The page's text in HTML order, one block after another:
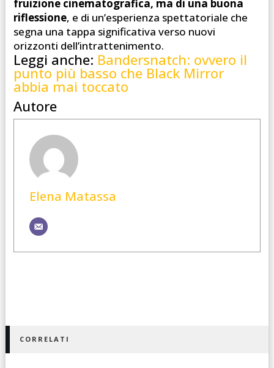
fruizione cinematografica, ma di una buona
riflessione, e di un’esperienza spettatoriale che
segna una tappa significativa verso nuovi
orizzonti dell’intrattenimento.
Leggi anche: Bandersnatch: ovvero il
punto più basso che Black Mirror
abbia mai toccato
Autore
Elena Matassa
CORRELATI